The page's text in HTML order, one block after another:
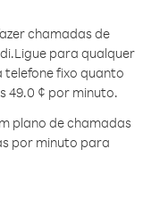
chamadas de
Ligue para qualquer
fixo quanto
49.0 ¢ por minuto.
plano de chamadas
por minuto para